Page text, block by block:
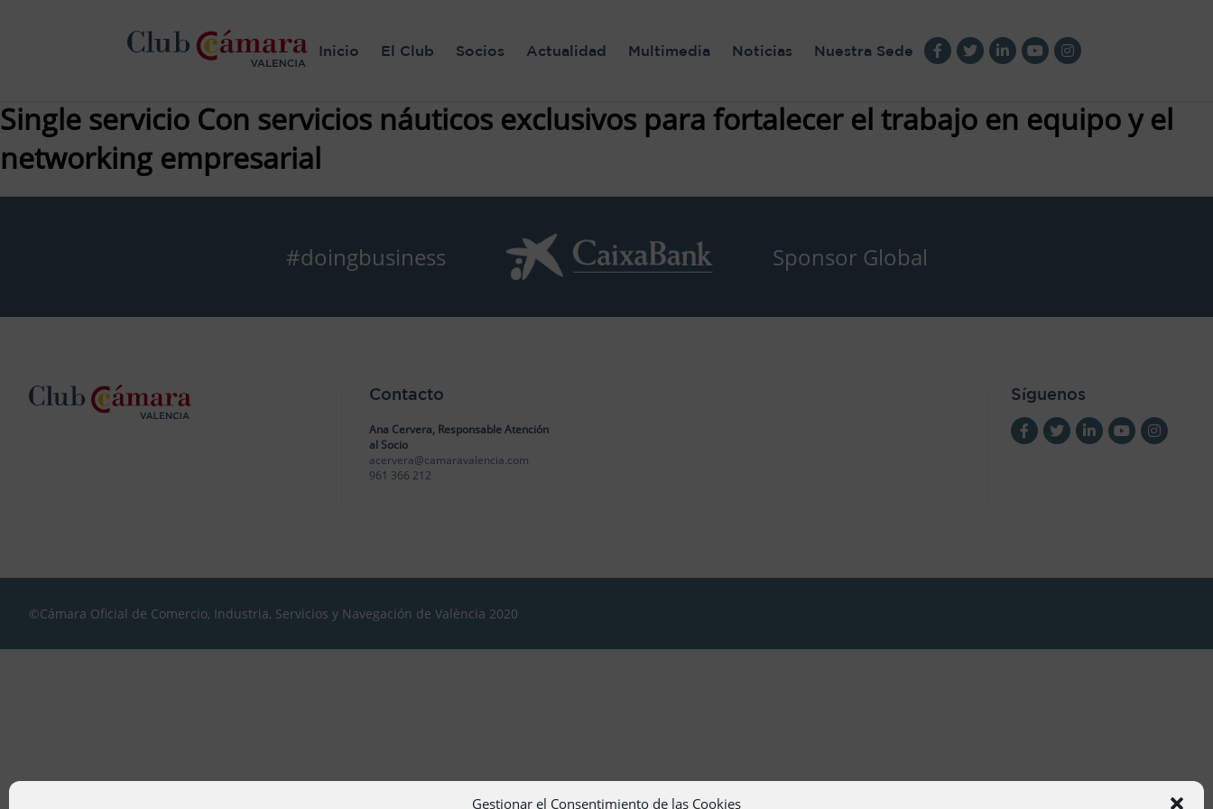
Gestionar el Consentimiento de las Cookies
Inicio El Club Socios Actualidad Multimedia Noticias Nuestra Sede
Single servicio Con servicios náuticos exclusivos para fortalecer el trabajo en equipo y el
networking empresarial
#doingbusiness Sponsor Global
Contacto
Ana Cervera, Responsable Atención
al Socio
acervera@camaravalencia.com
961 366 212
Síguenos
©Cámara Oficial de Comercio, Industria, Servicios y Navegación de València 2020